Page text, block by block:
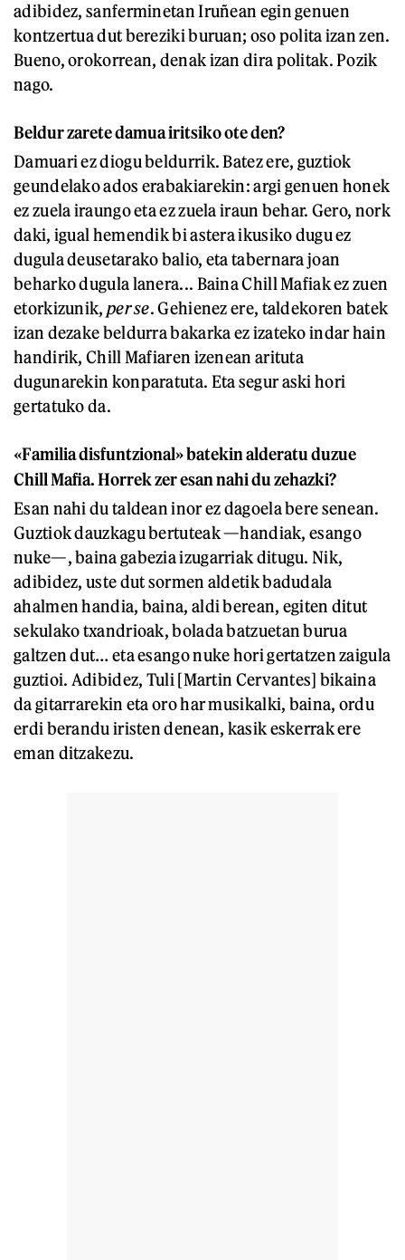
adibidez, sanferminetan Iruñean egin genuen
kontzertua dut bereziki buruan; oso polita izan zen.
Bueno, orokorrean, denak izan dira politak. Pozik
nago.
Beldur zarete damua iritsiko ote den?
Damuari ez diogu beldurrik. Batez ere, guztiok
geundelako ados erabakiarekin: argi genuen honek
ez zuela iraungo eta ez zuela iraun behar. Gero, nork
daki, igual hemendik bi astera ikusiko dugu ez
dugula deusetarako balio, eta tabernara joan
beharko dugula lanera... Baina Chill Mafiak ez zuen
etorkizunik, per se. Gehienez ere, taldekoren batek
izan dezake beldurra bakarka ez izateko indar hain
handirik, Chill Mafiaren izenean arituta
dugunarekin konparatuta. Eta segur aski hori
gertatuko da.
«Familia disfuntzional» batekin alderatu duzue
Chill Mafia. Horrek zer esan nahi du zehazki?
Esan nahi du taldean inor ez dagoela bere senean.
Guztiok dauzkagu bertuteak —handiak, esango
nuke—, baina gabezia izugarriak ditugu. Nik,
adibidez, uste dut sormen aldetik badudala
ahalmen handia, baina, aldi berean, egiten ditut
sekulako txandrioak, bolada batzuetan burua
galtzen dut… eta esango nuke hori gertatzen zaigula
guztioi. Adibidez, Tuli [Martin Cervantes] bikaina
da gitarrarekin eta oro har musikalki, baina, ordu
erdi berandu iristen denean, kasik eskerrak ere
eman ditzakezu.